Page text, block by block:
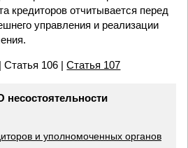
кредиторов отчитывается перед
управления и реализации
| Статья 106 |Статья 107
несостоятельности
и уполномоченных органов